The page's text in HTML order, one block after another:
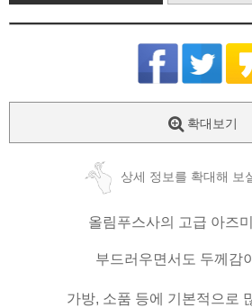
확대보기
상세 정보를 확대해 보
올림푸스사의 고급 아즈
부드러우면서도 두께감
가방, 소품 등에 기본적으로